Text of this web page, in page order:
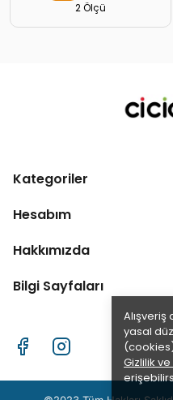
yasal
Gizlilik
2 Ölçü
Kategoriler
Hesabım
Hakkımızda
Bilgi Sayfaları